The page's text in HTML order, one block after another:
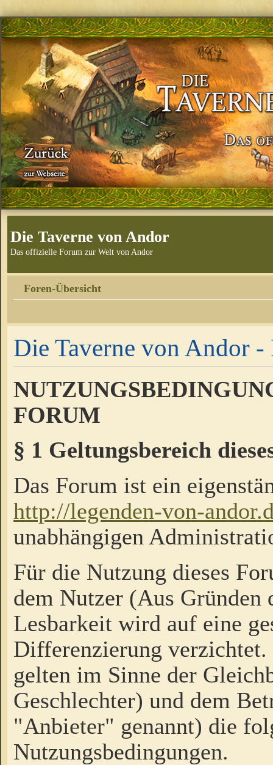
Die Taverne von Andor
Das offizielle Forum zur Welt von Andor
Foren-Übersicht
Die Taverne von Andor -
FORUM
§ 1 Geltungsbereich
Das Forum ist ein
http://legenden-von-
unabhängigen
Für die Nutzung dieses
dem Nutzer (Aus Gründen
Lesbarkeit wird auf eine
Differenzierung
gelten im Sinne der
Geschlechter) und dem
"Anbieter" genannt) die
Nutzungsbedingungen.